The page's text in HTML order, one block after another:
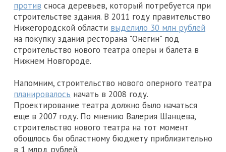
против сноса деревьев, который потребуется при
строительстве здания. В 2011 году правительство
Нижегородской области выделило 30 млн рублей
на покупку здания ресторана "Онегин" под
строительство нового театра оперы и балета в
Нижнем Новгороде.
Напомним, строительство нового оперного театра
планировалось начать в 2008 году.
Проектирование театра должно было начаться
еще в 2007 году. По мнению Валерия Шанцева,
строительство нового театра на тот момент
обошлось бы областному бюджету приблизительно
в 1 млрд рублей.